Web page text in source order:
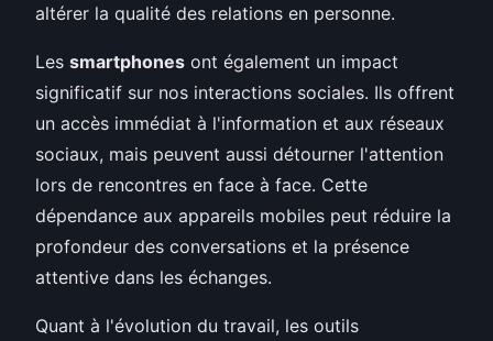
altérer la qualité des relations en personne.
Les smartphones ont également un impact
significatif sur nos interactions sociales. Ils offrent
un accès immédiat à l'information et aux réseaux
sociaux, mais peuvent aussi détourner l'attention
lors de rencontres en face à face. Cette
dépendance aux appareils mobiles peut réduire la
profondeur des conversations et la présence
attentive dans les échanges.
Quant à l'évolution du travail, les outils